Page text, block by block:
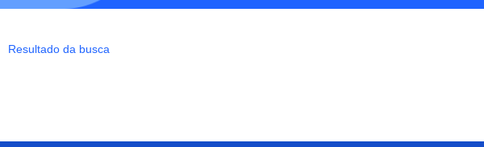
Resultado da busca